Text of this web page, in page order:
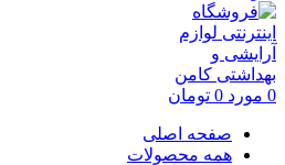
0 مورد 0 تومان
صفحه اصلی
همه محصولات